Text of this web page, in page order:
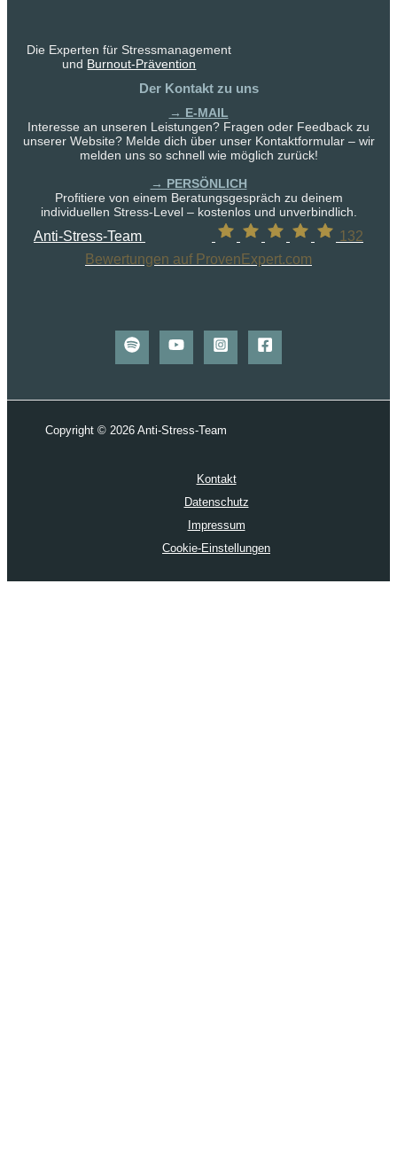
Die Experten für Stressmanagement
und Burnout-Prävention
Der Kontakt zu uns
→ E-MAIL
Interesse an unseren Leistungen? Fragen oder Feedback zu
unserer Website? Melde dich über unser Kontaktformular – wir
melden uns so schnell wie möglich zurück!
→ PERSÖNLICH
Profitiere von einem Beratungsgespräch zu deinem
individuellen Stress-Level – kostenlos und unverbindlich.
Anti-Stress-Team
132
Bewertungen auf ProvenExpert.com
Copyright © 2026 Anti-Stress-Team
Kontakt
Datenschutz
Impressum
Cookie-Einstellungen